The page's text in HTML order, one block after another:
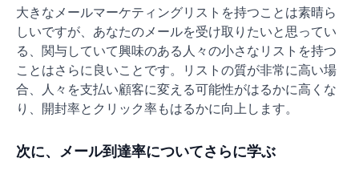
大きなメールマーケティングリストを持つことは素晴ら
しいですが、あなたのメールを受け取りたいと思ってい
る、関与していて興味のある人々の小さなリストを持つ
ことはさらに良いことです。リストの質が非常に高い場
合、人々を支払い顧客に変える可能性がはるかに高くな
り、開封率とクリック率もはるかに向上します。
次に、メール到達率についてさらに学ぶ